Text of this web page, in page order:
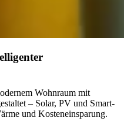
Wohnraum mit
– Solar, PV und Smart-
und Kosteneinsparung.